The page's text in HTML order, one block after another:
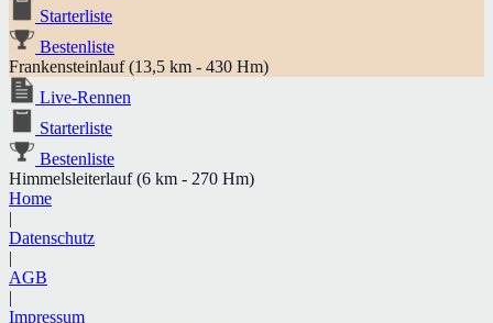
Starterliste
Bestenliste
Frankensteinlauf (13,5 km - 430 Hm)
Live-Rennen
Starterliste
Bestenliste
Himmelsleiterlauf (6 km - 270 Hm)
Home
|
Datenschutz
|
AGB
|
Impressum